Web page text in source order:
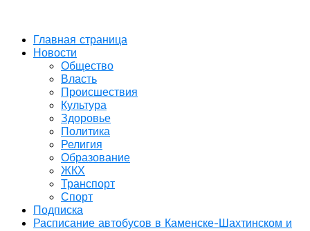
Главная страница
Новости
Общество
Власть
Происшествия
Культура
Здоровье
Политика
Религия
Образование
ЖКХ
Транспорт
Спорт
Подписка
Расписание автобусов в Каменске-Шахтинском и